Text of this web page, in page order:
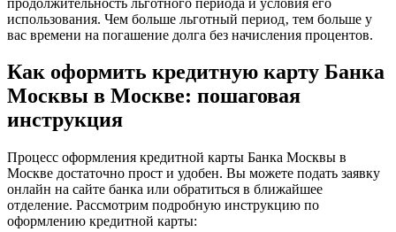
использования. Чем больше льготный период‚ тем больше у
вас времени на погашение долга без начисления процентов.
Как оформить кредитную карту Банка
Москвы в Москве: пошаговая
инструкция
Процесс оформления кредитной карты Банка Москвы в
Москве достаточно прост и удобен. Вы можете подать заявку
онлайн на сайте банка или обратиться в ближайшее
отделение. Рассмотрим подробную инструкцию по
оформлению кредитной карты: